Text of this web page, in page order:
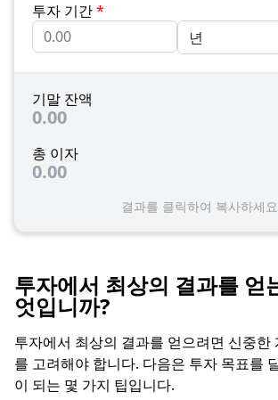
투자 기간*
기말 잔액
0.00
총 이자
0.00
결과를 클릭하여 복사하세요
투자에서 최상의 결과를 얻
엇입니까?
투자에서 최상의 결과를 얻으려면 신중한
를 고려해야 합니다. 다음은 투자 목표를
이 되는 몇 가지 팁입니다.